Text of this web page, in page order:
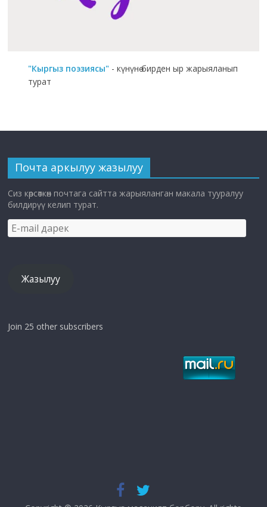
"Кыргыз поэзиясы" - күнүнө бирден ыр жарыяланып
турат
Почта аркылуу жазылуу
Сиз көрсөткөн почтага сайтта жарыяланган макала тууралуу
билдирүү келип турат.
E-
mail
Жазылуу
Join 25 other subscribers